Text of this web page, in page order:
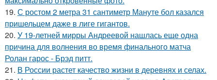
19. С ростом 2 метра 31 сантиметр Мануте бол казался
пришельцем даже в лиге гигантов.
20. У 19-летней мирры Андреевой нашлась еще одна
причина для волнения во время финального матча
Ролан гарос - Брэд питт.
21. В России растет качество жизни в деревнях и селах.